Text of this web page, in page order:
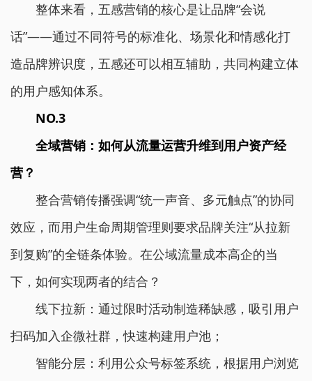
整体来看，五感营销的核心是让品牌“会说
话”——通过不同符号的标准化、场景化和情感化打
造品牌辨识度，五感还可以相互辅助，共同构建立体
的用户感知体系。
NO.3
全域营销：如何从流量运营升维到用户资产经
营？
整合营销传播强调“统一声音、多元触点”的协同
效应，而用户生命周期管理则要求品牌关注“从拉新
到复购”的全链条体验。在公域流量成本高企的当
下，如何实现两者的结合？
线下拉新：通过限时活动制造稀缺感，吸引用户
扫码加入企微社群，快速构建用户池；
智能分层：利用公众号标签系统，根据用户浏览